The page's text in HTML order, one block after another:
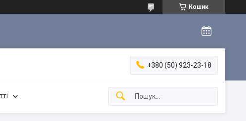
Кошик
+380 (50) 923-23-18